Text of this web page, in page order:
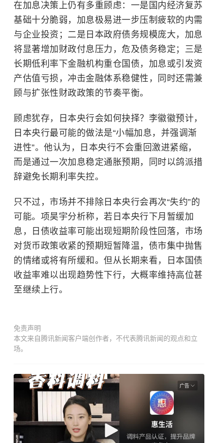
在加息决策上仍有多重顾虑：一是国内经济复苏
基础十分脆弱，加息极易进一步压制疲软的内需
与企业投资；二是日本政府债务规模庞大，加息
将显著增加财政付息压力，危及债务稳定；三是
长期低利率下金融机构重仓国债，加息或引发资
产估值亏损，冲击金融体系稳健性，同时还需兼
顾与扩张性财政政策的节奏平衡。
顾虑犹存，日本央行会如何抉择？李徽徽预计，
日本央行最可能的做法是“小幅加息，并强调渐
进性”。他认为，日本央行不会重回激进紧缩，
而是通过一次加息稳定通胀预期，同时以鸽派措
辞避免长期利率失控。
只不过，市场并不排除日本央行会再次“失约”的
可能。 项昊宇分析称，若日本央行下月暂缓加
息，日债收益率可能出现短期阶段性回落，市场
对货币政策收紧的预期短暂降温，债市集中抛售
的情绪或将有所缓和。但从长期来看，日本国债
收益率难以出现趋势性下行，大概率维持高位甚
至继续上行。
免责声明
本文来自腾讯新闻客户端创作者，不代表腾讯新闻的观点和立
场。
广告